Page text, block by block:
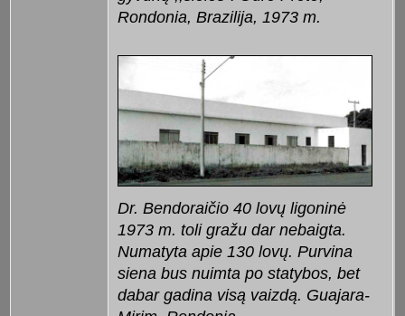
Rondonia, Brazilija, 1973 m.
Dr. Bendoraičio 40 lovų ligoninė
1973 m. toli gražu dar nebaigta.
Numatyta apie 130 lovų. Purvina
siena bus nuimta po statybos, bet
dabar gadina visą vaizdą. Guajara-